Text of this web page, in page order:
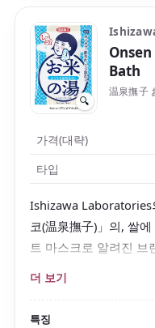
🔍
Bath
温泉撫子
가격(대략)
타입
Ishizawa Laboratories
코(温泉撫子)」의, 쌀
트 마스크로 알려진 브
온천 미네랄에 더해 쌀
부드러운 유백색
더 보기
특징